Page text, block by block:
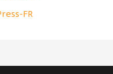
FR